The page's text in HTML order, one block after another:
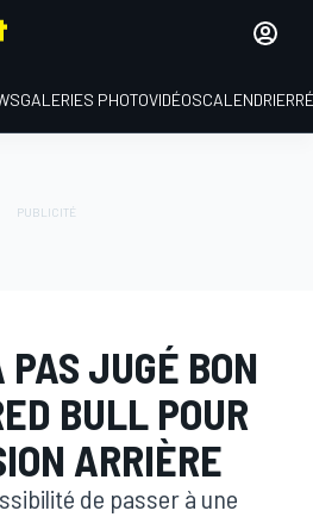
GALERIES PHOTOVIDÉOSCALENDRIER
JUGÉ BON
BULL POUR
ARRIÈRE
de passer à une